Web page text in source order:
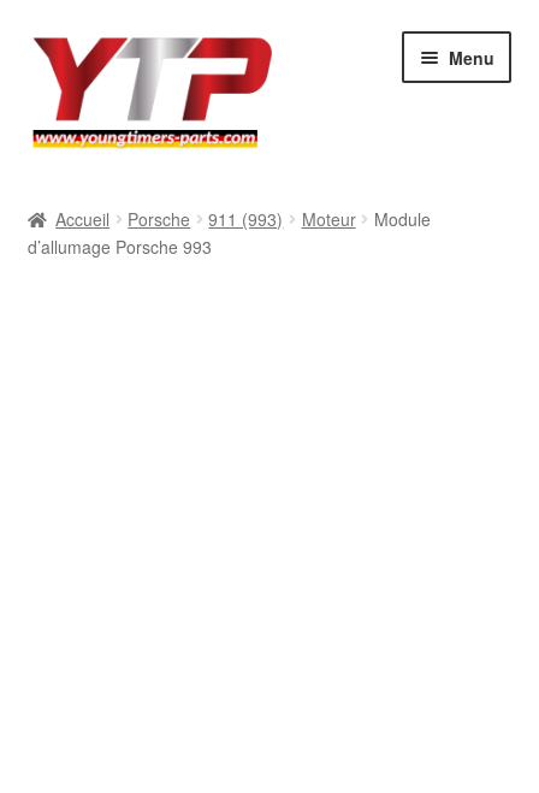
Aller
navigation
Aller
contenu
Menu
BMW
Accueil Porsche 911 (993) Moteur
Module
d’allumage Porsche 993